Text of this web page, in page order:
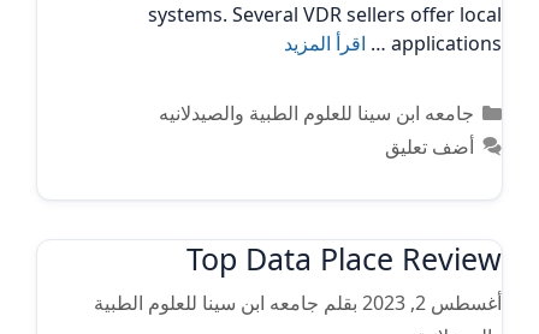
systems. Several VDR sellers offer local
applications …
اقرأ المزيد
التصنيفات
جامعه ابن سينا للعلوم الطبية والصيدلانيه
أضف تعليق
Top Data Place Review
أغسطس 2, 2023 بقلم جامعه ابن سينا للعلوم الطبية